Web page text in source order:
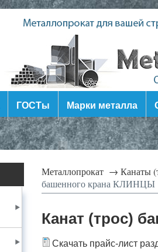
ГОСТы Марки металла
Металлопрокат → Канаты
башенного крана КЛИНЦЫ
Канат (трос)
Скачать прайс-лист